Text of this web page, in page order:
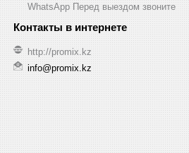
WhatsApp Перед выездом звоните
http://promix.kz
info@promix.kz